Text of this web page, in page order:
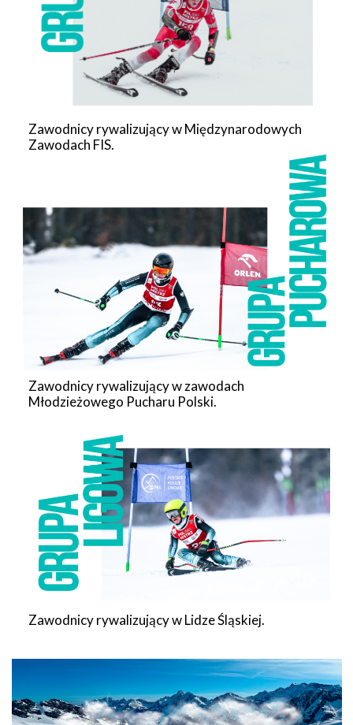
Zawodnicy rywalizujący w Międzynarodowych
Zawodach FIS.
Zawodnicy rywalizujący w zawodach
Młodzieżowego Pucharu Polski.
Zawodnicy rywalizujący w Lidze Śląskiej.